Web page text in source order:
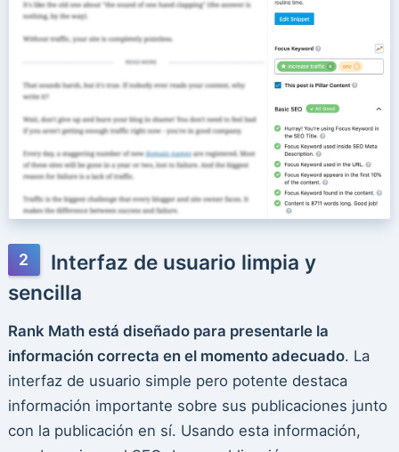
Interfaz de usuario limpia y
sencilla
Rank Math está diseñado para presentarle la
información correcta en el momento adecuado. La
interfaz de usuario simple pero potente destaca
información importante sobre sus publicaciones junto
con la publicación en sí. Usando esta información,